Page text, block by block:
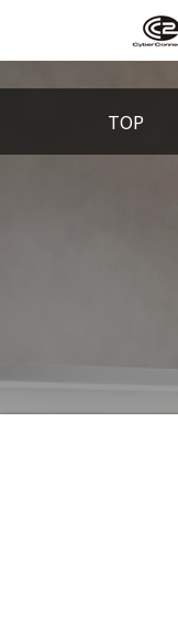
TOP